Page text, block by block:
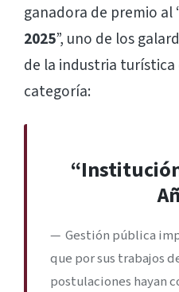
ganadora de premio al
2025”, uno de los
de la industria turística
categoría:
Gestión pública
que por sus trabajos
postulaciones hayan